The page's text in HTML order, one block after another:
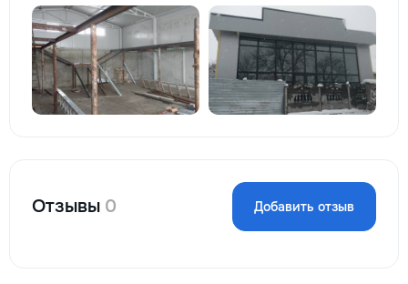
Отзывы 0 Добавить отзыв